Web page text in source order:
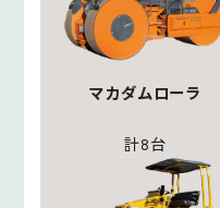
マカダムローラ
計8台